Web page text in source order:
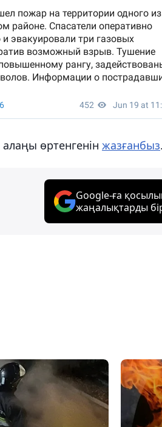
өртенгенін жазғанбыз.
Google-ға
жаңалықтарды